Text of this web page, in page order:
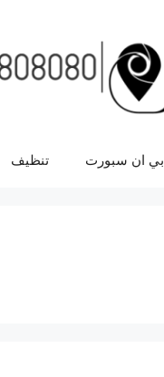
بي ان سبورت تنظيف